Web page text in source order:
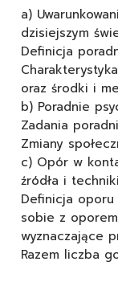
a)
dzisiejszym
Definicja
oraz środki i
b) Poradnie
Zadania
Zmiany
c) Opór w
źródła i
Definicja
sobie z
wyznaczające
Razem liczba